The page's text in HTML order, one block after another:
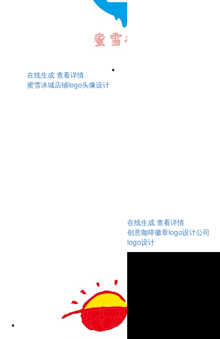
在线生成 查看详情
蜜雪冰城店铺logo头像设计
在线生成 查看详情
创意咖啡徽章logo设计公司
logo设计